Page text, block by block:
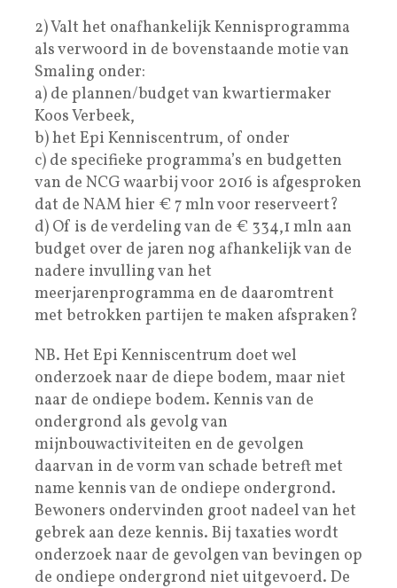
2) Valt het onafhankelijk Kennisprogramma
als verwoord in de bovenstaande motie van
Smaling onder:
a) de plannen/budget van kwartiermaker
Koos Verbeek,
b) het Epi Kenniscentrum, of onder
c) de specifieke programma’s en budgetten
van de NCG waarbij voor 2016 is afgesproken
dat de NAM hier € 7 mln voor reserveert?
d) Of is de verdeling van de € 334,1 mln aan
budget over de jaren nog afhankelijk van de
nadere invulling van het
meerjarenprogramma en de daaromtrent
met betrokken partijen te maken afspraken?
NB. Het Epi Kenniscentrum doet wel
onderzoek naar de diepe bodem, maar niet
naar de ondiepe bodem. Kennis van de
ondergrond als gevolg van
mijnbouwactiviteiten en de gevolgen
daarvan in de vorm van schade betreft met
name kennis van de ondiepe ondergrond.
Bewoners ondervinden groot nadeel van het
gebrek aan deze kennis. Bij taxaties wordt
onderzoek naar de gevolgen van bevingen op
de ondiepe ondergrond niet uitgevoerd. De